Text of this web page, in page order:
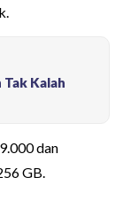
Kalah
dan
GB.